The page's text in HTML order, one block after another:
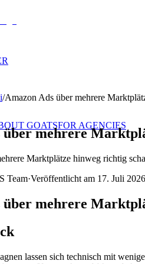
GOATSFOR AGENCIES
/Amazon Ads über mehrere
über mehrere
Marktplätze hinweg richtig
Team·Veröffentlicht am 17. Juli 2026
über mehrere
lassen sich technisch mit